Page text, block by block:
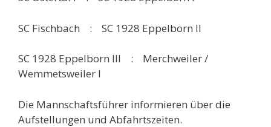
SC Fischbach : SC 1928 Eppelborn II
SC 1928 Eppelborn III : Merchweiler /
Wemmetsweiler I
Die Mannschaftsführer informieren über die
Aufstellungen und Abfahrtszeiten.